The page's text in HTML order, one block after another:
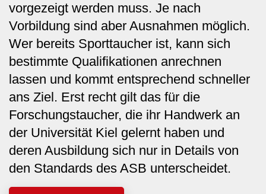
vorgezeigt werden muss. Je nach
Vorbildung sind aber Ausnahmen möglich.
Wer bereits Sporttaucher ist, kann sich
bestimmte Qualifikationen anrechnen
lassen und kommt entsprechend schneller
ans Ziel. Erst recht gilt das für die
Forschungstaucher, die ihr Handwerk an
der Universität Kiel gelernt haben und
deren Ausbildung sich nur in Details von
den Standards des ASB unterscheidet.